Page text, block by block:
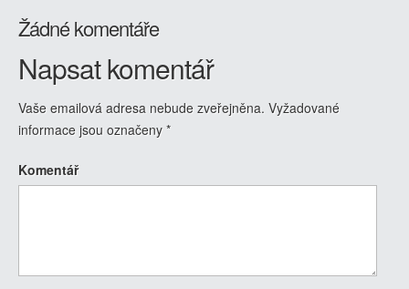
Žádné komentáře
Napsat komentář
Vaše emailová adresa nebude zveřejněna. Vyžadované
informace jsou označeny *
Komentář